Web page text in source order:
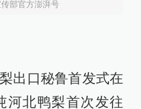
部官方澎湃号
出口秘鲁首发式在
河北鸭梨首次发往